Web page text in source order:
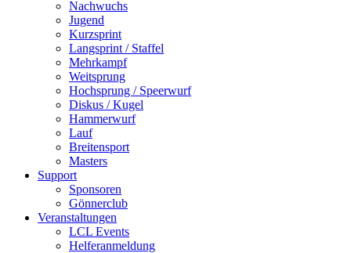
Nachwuchs
Jugend
Kurzsprint
Langsprint / Staffel
Mehrkampf
Weitsprung
Hochsprung / Speerwurf
Diskus / Kugel
Hammerwurf
Lauf
Breitensport
Masters
Support
Sponsoren
Gönnerclub
Veranstaltungen
LCL Events
Helferanmeldung